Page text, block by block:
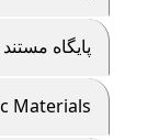
پايگاه
Materials